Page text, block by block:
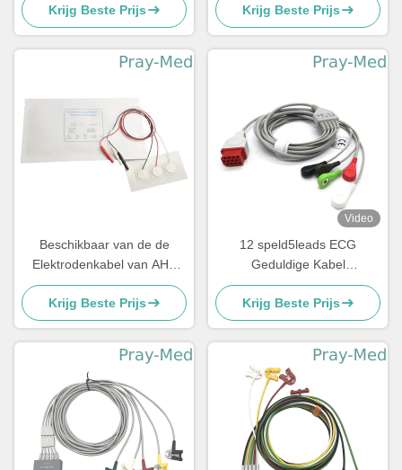
ECG
Krijg Beste Prijs
Onverwacht Beëindigen
Krijg Beste Prijs
Beschikbaar van de de
Elektrodenkabel van AHA
ECG de Pasgeborene
Pediatrisch 3 Lood 5 Lood
Krijg Beste Prijs
Video
12 speld5leads ECG
Geduldige Kabel
Compatable met Bionet BM5
BM7
Krijg Beste Prijs